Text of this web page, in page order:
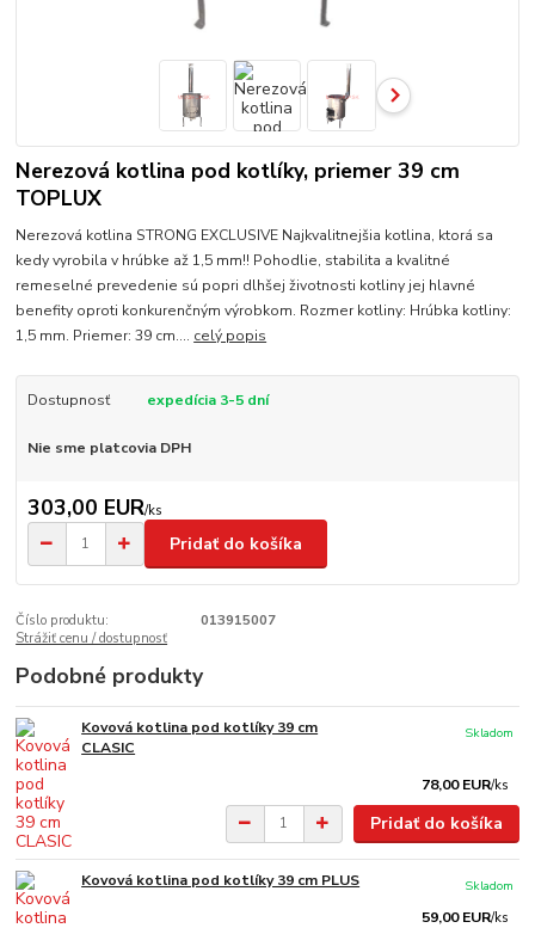
Nerezová kotlina pod kotlíky, priemer 39 cm
TOPLUX
Nerezová kotlina STRONG EXCLUSIVE Najkvalitnejšia kotlina, ktorá sa
kedy vyrobila v hrúbke až 1,5 mm!! Pohodlie, stabilita a kvalitné
remeselné prevedenie sú popri dlhšej životnosti kotliny jej hlavné
benefity oproti konkurenčným výrobkom. Rozmer kotliny: Hrúbka kotliny:
1,5 mm. Priemer: 39 cm.... celý popis
Dostupnosť expedícia 3-5 dní
Nie sme platcovia DPH
303,00 EUR/ks
Pridať do košíka
Číslo produktu:
013915007
Strážiť cenu / dostupnosť
Podobné produkty
Kovová kotlina pod kotlíky 39 cm
CLASIC
78,00 EUR/ks
Skladom
Pridať do košíka
Kovová kotlina pod kotlíky 39 cm PLUS
59,00 EUR/ks
Skladom